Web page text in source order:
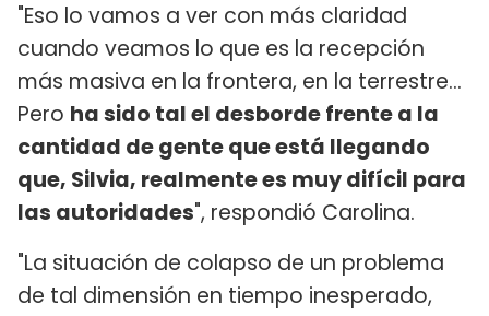
"Eso lo vamos a ver con más claridad
cuando veamos lo que es la recepción
más masiva en la frontera, en la terrestre...
Pero ha sido tal el desborde frente a la
cantidad de gente que está llegando
que, Silvia, realmente es muy difícil para
las autoridades", respondió Carolina.
"La situación de colapso de un problema
de tal dimensión en tiempo inesperado,